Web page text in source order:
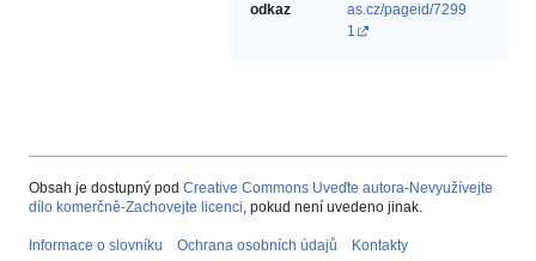
odkaz
as.cz/pageid/7299
1
Obsah je dostupný pod Creative Commons Uveďte autora-Nevyužívejte
dílo komerčně-Zachovejte licenci, pokud není uvedeno jinak.
Informace o slovníku Ochrana osobních údajů Kontakty